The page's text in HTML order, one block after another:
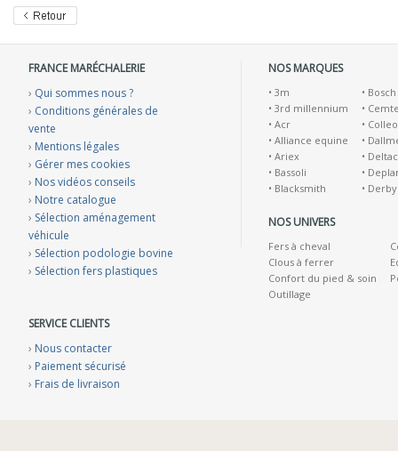
FRANCE MARÉCHALERIE
› Qui sommes nous ?
› Conditions générales de
vente
› Mentions légales
› Gérer mes cookies
› Nos vidéos conseils
› Notre catalogue
› Sélection aménagement
véhicule
› Sélection podologie bovine
› Sélection fers plastiques
SERVICE CLIENTS
› Nous contacter
› Paiement sécurisé
› Frais de livraison
NOS MARQUES
• 3m
• 3rd millennium
• Acr
• Alliance equine
• Ariex
• Bassoli
• Blacksmith
• Bosch
•
•
•
•
•
• Derby
NOS UNIVERS
Fers à cheval
Clous à ferrer
Confort du pied & soin
Outillage